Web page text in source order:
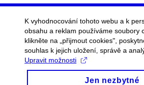
K vyhodnocování tohoto webu a k
obsahu a reklam používáme soubory
klikněte na „přijmout cookies",
souhlas k jejich uložení, správě a
Upravit možnosti
Jen nezbytné